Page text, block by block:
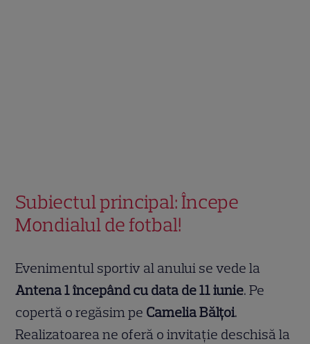
Subiectul principal: Începe
Mondialul de fotbal!
Evenimentul sportiv al anului se vede la
Antena 1 începând cu data de 11 iunie. Pe
copertă o regăsim pe Camelia Bălțoi.
Realizatoarea ne oferă o invitație deschisă la